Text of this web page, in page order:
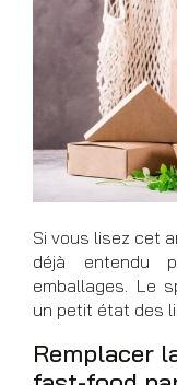
Si vous lisez cet
déjà entendu
emballages. Le
un petit état des
Remplacer